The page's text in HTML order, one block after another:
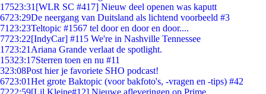
17523:31 [WLR SC #417] Nieuw deel openen was kaputt
6723:29De neergang van Duitsland als lichtend voorbeeld #3
71 23:23Teltopic #1567 tel door en door en door....
7723:22[IndyCar] #115 We're in Nashville Tennessee
1723:21 Ariana Grande verlaat de spotlight.
15323:17Sterren toen en nu #11
323:08Post hier je favoriete SHO podcast!
6723:01Het grote Baktopic (voor bakfoto's, -vragen en -tips) #42
7222:59[Lil Kleine#12] Nieuwe afleveringen op Prime